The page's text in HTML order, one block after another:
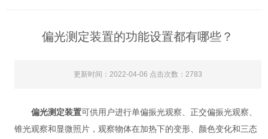
偏光测定装置的功能设置都有哪些？
更新时间：2022-04-06 点击次数：2783
偏光测定装置可供用户进行单偏振光观察、正交偏振光观察、
锥光观察和显微照片，观察物体在加热下的变形、颜色变化和三态